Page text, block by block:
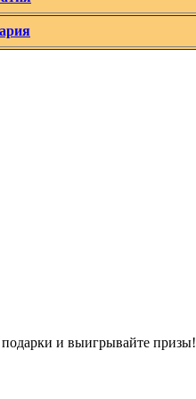
подарки и выигрывайте призы!